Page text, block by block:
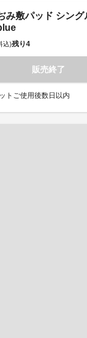
み敷パッド シング
込)残り4
販売終了
トご使用後数日以内